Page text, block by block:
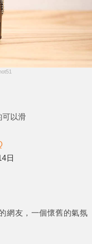
以滑
日
網友，一個懷舊的氣氛